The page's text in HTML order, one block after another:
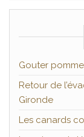
Gouter
Retour de
Gironde
Les canards